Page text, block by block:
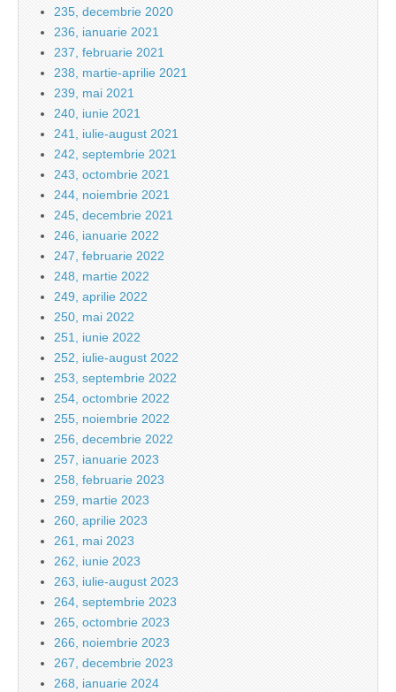
235, decembrie 2020
236, ianuarie 2021
237, februarie 2021
238, martie-aprilie 2021
239, mai 2021
240, iunie 2021
241, iulie-august 2021
242, septembrie 2021
243, octombrie 2021
244, noiembrie 2021
245, decembrie 2021
246, ianuarie 2022
247, februarie 2022
248, martie 2022
249, aprilie 2022
250, mai 2022
251, iunie 2022
252, iulie-august 2022
253, septembrie 2022
254, octombrie 2022
255, noiembrie 2022
256, decembrie 2022
257, ianuarie 2023
258, februarie 2023
259, martie 2023
260, aprilie 2023
261, mai 2023
262, iunie 2023
263, iulie-august 2023
264, septembrie 2023
265, octombrie 2023
266, noiembrie 2023
267, decembrie 2023
268, ianuarie 2024